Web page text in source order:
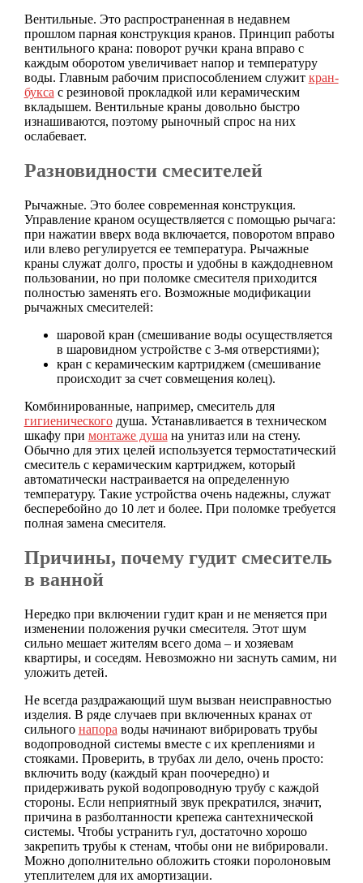
Вентильные. Это распространенная в недавнем
прошлом парная конструкция кранов. Принцип работы
вентильного крана: поворот ручки крана вправо с
каждым оборотом увеличивает напор и температуру
воды. Главным рабочим приспособлением служит кран-
букса с резиновой прокладкой или керамическим
вкладышем. Вентильные краны довольно быстро
изнашиваются, поэтому рыночный спрос на них
ослабевает.
Разновидности смесителей
Рычажные. Это более современная конструкция.
Управление краном осуществляется с помощью рычага:
при нажатии вверх вода включается, поворотом вправо
или влево регулируется ее температура. Рычажные
краны служат долго, просты и удобны в каждодневном
пользовании, но при поломке смесителя приходится
полностью заменять его. Возможные модификации
рычажных смесителей:
шаровой кран (смешивание воды осуществляется
в шаровидном устройстве с 3-мя отверстиями);
кран с керамическим картриджем (смешивание
происходит за счет совмещения колец).
Комбинированные, например, смеситель для
гигиеническогодуша. Устанавливается в техническом
шкафу при монтаже душа на унитаз или на стену.
Обычно для этих целей используется термостатический
смеситель с керамическим картриджем, который
автоматически настраивается на определенную
температуру. Такие устройства очень надежны, служат
бесперебойно до 10 лет и более. При поломке требуется
полная замена смесителя.
Причины, почему гудит смеситель
в ванной
Нередко при включении гудит кран и не меняется при
изменении положения ручки смесителя. Этот шум
сильно мешает жителям всего дома – и хозяевам
квартиры, и соседям. Невозможно ни заснуть самим, ни
уложить детей.
Не всегда раздражающий шум вызван неисправностью
изделия. В ряде случаев при включенных кранах от
сильного напора воды начинают вибрировать трубы
водопроводной системы вместе с их креплениями и
стояками. Проверить, в трубах ли дело, очень просто:
включить воду (каждый кран поочередно) и
придерживать рукой водопроводную трубу с каждой
стороны. Если неприятный звук прекратился, значит,
причина в разболтанности крепежа сантехнической
системы. Чтобы устранить гул, достаточно хорошо
закрепить трубы к стенам, чтобы они не вибрировали.
Можно дополнительно обложить стояки поролоновым
утеплителем для их амортизации.